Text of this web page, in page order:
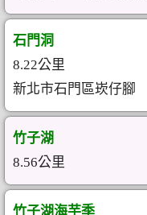
石門洞
8.22公里
新北市石門區崁仔腳
竹子湖
8.56公里
竹子湖海芋季